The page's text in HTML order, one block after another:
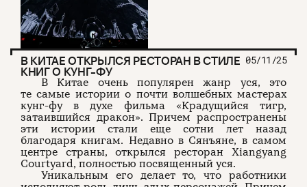
В КИТАЕ ОТКРЫЛСЯ РЕСТОРАН В СТИЛЕ
КНИГ О КУНГ-ФУ
05/11/25
В Китае очень популярен жанр уся, это
те самые истории о почти волшебных мастерах
кунг-фу в духе фильма «Крадущийся тигр,
затаившийся дракон». Причем распространены
эти истории стали еще сотни лет назад
благодаря книгам. Недавно в Сянъяне, в самом
центре страны, открылся ресторан Xiangyang
Courtyard, полностью посвященный уся.
Уникальным его делает то, что работники